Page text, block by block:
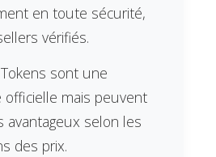
en toute sécurité,
vérifiés.
sont une
officielle mais peuvent
avantageux selon les
des prix.